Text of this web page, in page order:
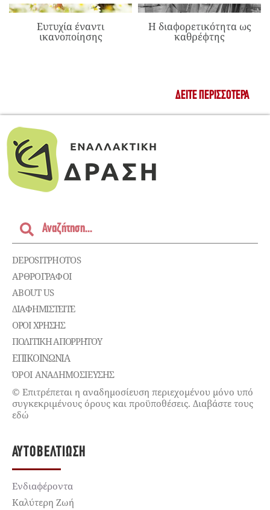
Ευτυχία έναντι
ικανοποίησης
Η διαφορετικότητα ως
καθρέφτης
ΔΕΊΤΕ ΠΕΡΙΣΣΌΤΕΡΑ
DEPOSITPHOTOS
ΑΡΘΡΟΓΡΑΦΟΙ
ABOUT US
ΔΙΑΦΗΜΙΣΤΕΊΤΕ
ΌΡΟΙ ΧΡΉΣΗΣ
ΠΟΛΙΤΙΚΉ ΑΠΟΡΡΉΤΟΥ
ΕΠΙΚΟΙΝΩΝΊΑ
ΌΡΟΙ ΑΝΑΔΗΜΟΣΙΕΥΣΗΣ
© Επιτρέπεται η αναδημοσίευση περιεχομένου μόνο υπό
συγκεκριμένους όρους και προϋποθέσεις. Διαβάστε τους
εδώ
ΑΥΤΟΒΕΛΤΊΩΣΗ
Ενδιαφέροντα
Καλύτερη Ζωή